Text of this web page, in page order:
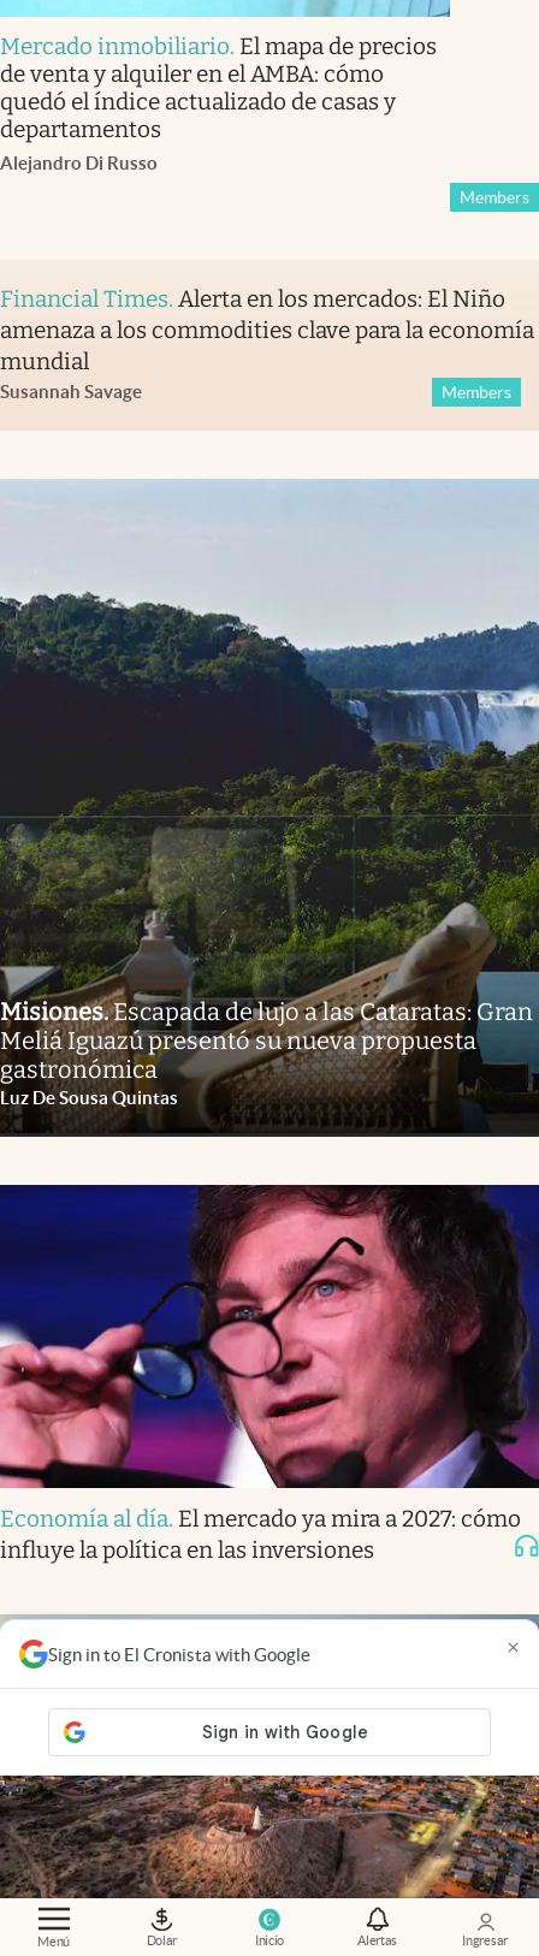
Menú Dolar Inicio Alertas Ingresar
Sign in to El Cronista with Google ×
Mercado inmobiliario. El mapa de precios
de venta y alquiler en el AMBA: cómo
quedó el índice actualizado de casas y
departamentos
Alejandro Di Russo
Members
Financial Times. Alerta en los mercados: El Niño
amenaza a los commodities clave para la economía
mundial
Susannah Savage Members
Misiones.Escapada de lujo a las Cataratas: Gran
Meliá Iguazú presentó su nueva propuesta
gastronómica
Luz De Sousa Quintas
Economía al día. El mercado ya mira a 2027: cómo
influye la política en las inversiones
Economía al día. Vaca Muerta cambia de mapa: la